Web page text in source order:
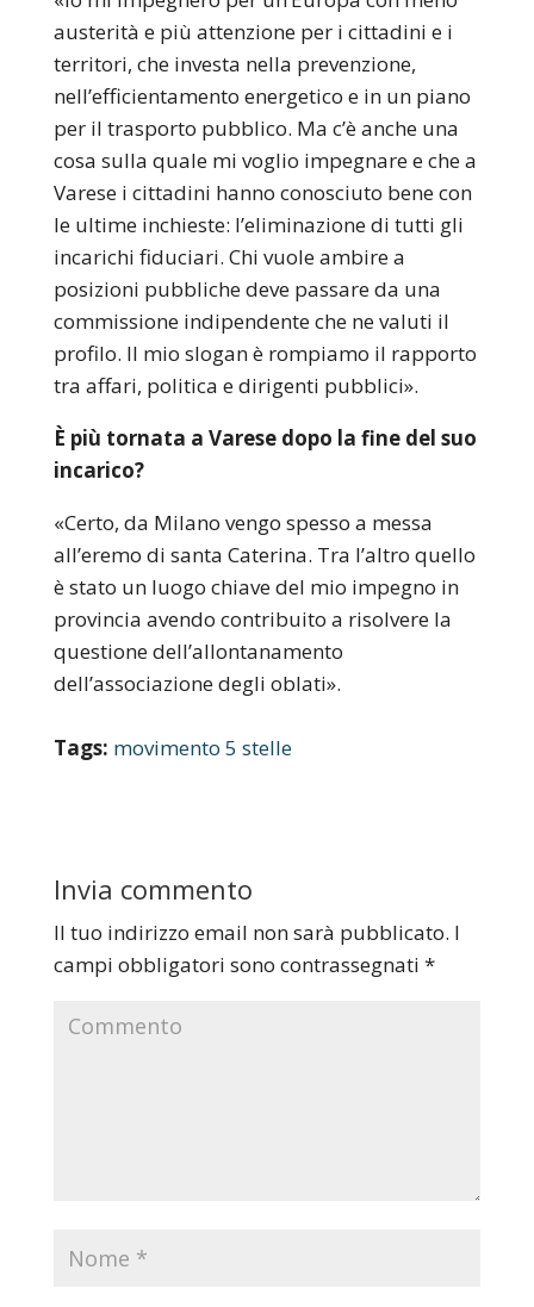
austerità e più attenzione per i cittadini e i
territori, che investa nella prevenzione,
nell’efficientamento energetico e in un piano
per il trasporto pubblico. Ma c’è anche una
cosa sulla quale mi voglio impegnare e che a
Varese i cittadini hanno conosciuto bene con
le ultime inchieste: l’eliminazione di tutti gli
incarichi fiduciari. Chi vuole ambire a
posizioni pubbliche deve passare da una
commissione indipendente che ne valuti il
profilo. Il mio slogan è rompiamo il rapporto
tra affari, politica e dirigenti pubblici».
È più tornata a Varese dopo la fine del suo
incarico?
«Certo, da Milano vengo spesso a messa
all’eremo di santa Caterina. Tra l’altro quello
è stato un luogo chiave del mio impegno in
provincia avendo contribuito a risolvere la
questione dell’allontanamento
dell’associazione degli oblati».
Tags: movimento 5 stelle
Invia commento
Il tuo indirizzo email non sarà pubblicato. I
campi obbligatori sono contrassegnati *